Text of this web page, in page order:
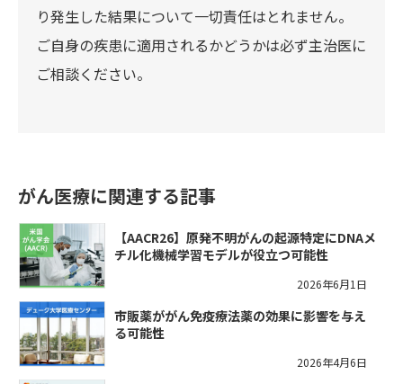
り発生した結果について一切責任はとれません。
ご自身の疾患に適用されるかどうかは必ず主治医に
ご相談ください。
がん医療に関連する記事
【AACR26】原発不明がんの起源特定にDNAメ
チル化機械学習モデルが役立つ可能性
2026年6月1日
市販薬ががん免疫療法薬の効果に影響を与え
る可能性
2026年4月6日